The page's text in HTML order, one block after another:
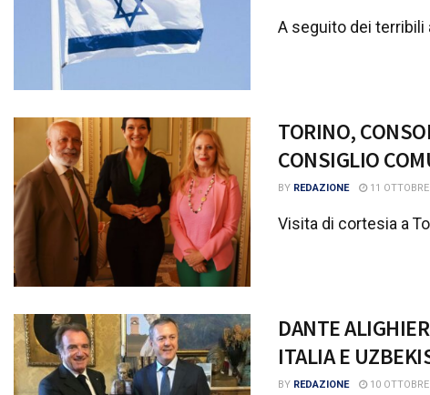
A seguito dei terribili
TORINO,
CONSIGLIO
BY REDAZIONE 11
Visita di cortesia a
DANTE
ITALIA E
BY REDAZIONE 10